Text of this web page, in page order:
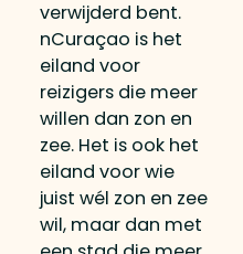
verwijderd bent.
nCuraçao is het
eiland voor
reizigers die meer
willen dan zon en
zee. Het is ook het
eiland voor wie
juist wél zon en zee
wil, maar dan met